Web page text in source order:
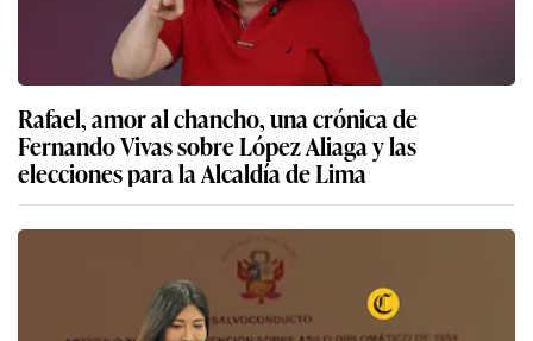
Rafael, amor al chancho, una crónica de
Fernando Vivas sobre López Aliaga y las
elecciones para la Alcaldía de Lima